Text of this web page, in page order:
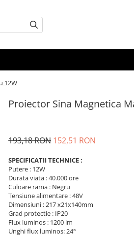
12W
Proiector Sina Magnetica
193,18 RON 152,51 RON
SPECIFICATII TECHNICE :
Putere : 12W
Durata viata : 40.000 ore
Culoare rama : Negru
Tensiune alimentare : 48V
Dimensiuni : 217 x21x140mm
Grad protectie : IP20
Flux luminos : 1200 lm
Unghi flux luminos: 24°